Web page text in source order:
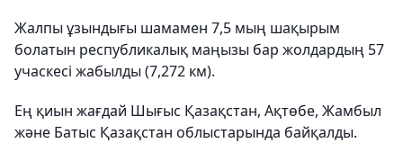
Жалпы ұзындығы шамамен 7,5 мың шақырым
болатын республикалық маңызы бар жолдардың 57
учаскесі жабылды (7,272 км).
Ең қиын жағдай Шығыс Қазақстан, Ақтөбе, Жамбыл
және Батыс Қазақстан облыстарында байқалды.